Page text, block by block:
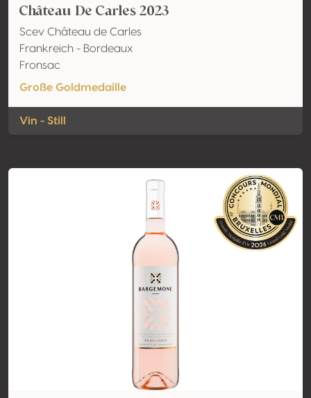
Château De Carles 2023
Scev Château de Carles
Frankreich - Bordeaux
Fronsac
Große Goldmedaille
Vin - Still